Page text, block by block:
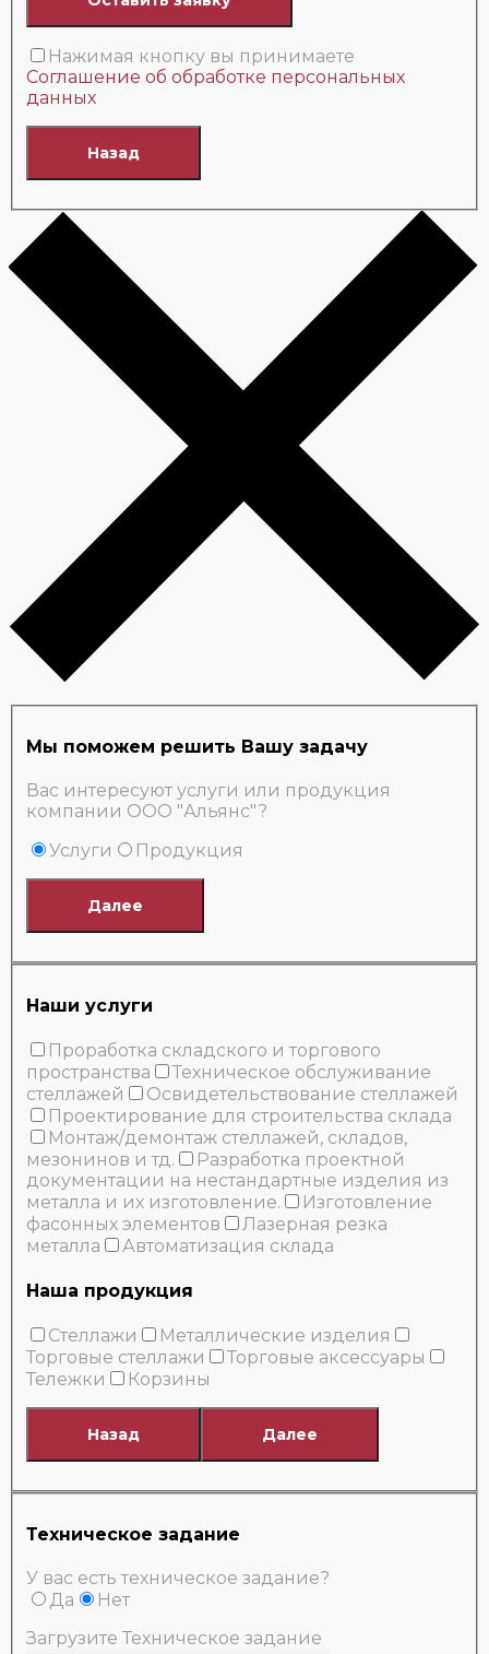
Нажимая кнопку вы принимаете
Соглашение об обработке персональных
данных
Назад
Мы поможем решить Вашу задачу
Вас интересуют услуги или продукция
компании ООО "Альянс"?
Услуги
Продукция
Далее
Наши услуги
Проработка складского и торгового
пространства
Техническое обслуживание
стеллажей
Освидетельствование стеллажей
Проектирование для строительства склада
Монтаж/демонтаж стеллажей, складов,
мезонинов и тд.
Разработка проектной
документации на нестандартные изделия из
металла и их изготовление.
Изготовление
фасонных элементов
Лазерная резка
металла
Автоматизация склада
Наша продукция
Стеллажи
Металлические изделия
Торговые стеллажи
Торговые аксессуары
Тележки
Корзины
Назад Далее
Техническое задание
У вас есть техническое задание?
Да
Нет
Загрузите Техническое задание